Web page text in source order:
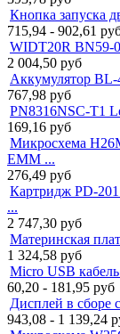
Кнопка запуска
715,94 - 902,61
WIDT20R BN59-
2 004,50 руб
Аккумулятор
767,98 руб
PN8316NSC-T1
169,16 руб
Микросхема
EMM ...
276,49 руб
Картридж PD-
...
2 747,30 руб
Материнская
1 324,58 руб
Micro USB
60,20 - 181,95 руб
Дисплей в сборе
943,08 - 1 139,24